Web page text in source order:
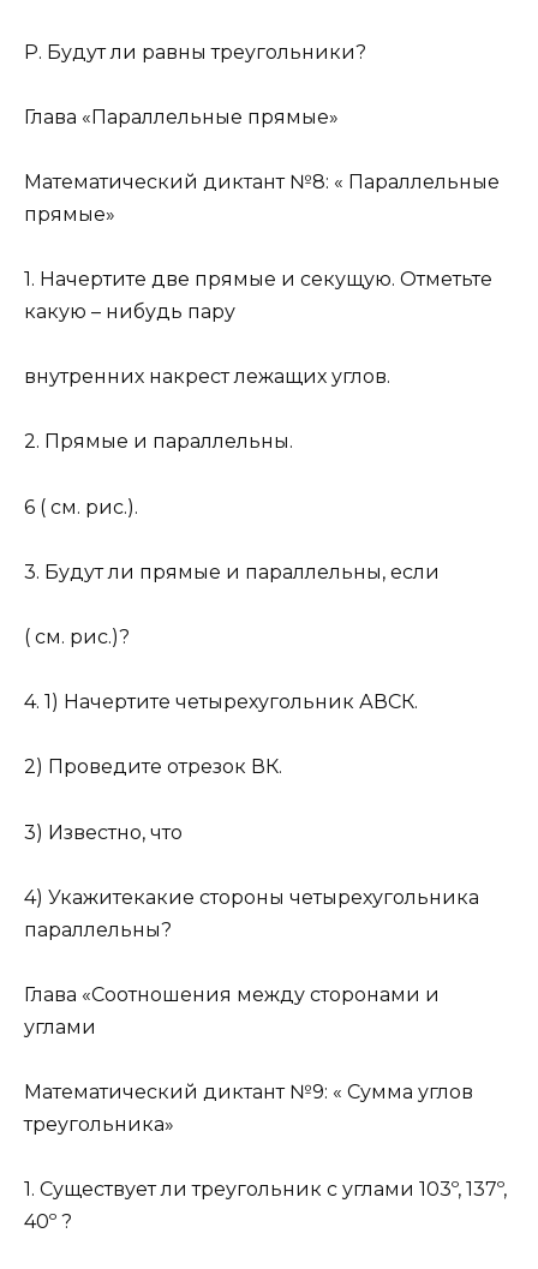
Р. Будут ли равны треугольники?
Глава «Параллельные прямые»
Математический диктант №8: « Параллельные
прямые»
1. Начертите две прямые и секущую. Отметьте
какую – нибудь пару
внутренних накрест лежащих углов.
2. Прямые и параллельны.
6 ( см. рис.).
3. Будут ли прямые и параллельны, если
( см. рис.)?
4. 1) Начертите четырехугольник АВСК.
2) Проведите отрезок ВК.
3) Известно, что
4) Укажитекакие стороны четырехугольника
параллельны?
Глава «Соотношения между сторонами и
углами
Математический диктант №9: « Сумма углов
треугольника»
1. Существует ли треугольник с углами 103º, 137º,
40º ?